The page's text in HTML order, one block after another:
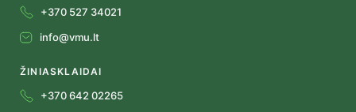
+370 527 34021
info@vmu.lt
ŽINIASKLAIDAI
+370 642 02265